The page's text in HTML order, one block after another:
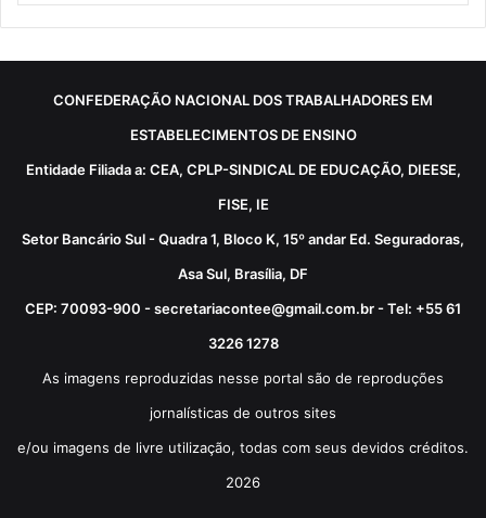
CONFEDERAÇÃO NACIONAL DOS TRABALHADORES EM
ESTABELECIMENTOS DE ENSINO
Entidade Filiada a: CEA, CPLP-SINDICAL DE EDUCAÇÃO, DIEESE,
FISE, IE
Setor Bancário Sul - Quadra 1, Bloco K, 15º andar Ed. Seguradoras,
Asa Sul, Brasília, DF
CEP: 70093-900 - secretariacontee@gmail.com.br - Tel: +55 61
3226 1278
As imagens reproduzidas nesse portal são de reproduções
jornalísticas de outros sites
e/ou imagens de livre utilização, todas com seus devidos créditos.
2026